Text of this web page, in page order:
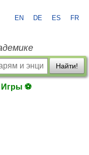
EN DE ES FR
Найти!
Игры ⚽